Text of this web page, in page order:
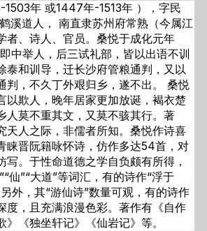
年 或1447年-1513年 ），字民
溪道人， 南直隶苏州府常熟（今属江
者、诗人、官员。桑悦于成化元年
中举人，后三试礼部，皆以出语不训
泰和训导，迁长沙府管粮通判，又以
判，不久丁外艰归乡，遂不出。 桑悦
以欺人，晚年居家更加放诞，褐衣楚
人莫不重其文，又莫不骇其行。著
天人之际，非儒者所知。桑悦作诗喜
睐晋阮籍咏怀诗，仿作多达54首，对
写。于性命道德之学自负颇有所得，
仙”“大道”等词汇，有的诗作“浮于
外，其“游仙诗”数量可观，有的诗作
度，且充满浪漫色彩。著作有《自作
《独坐轩记》《仙岩记》等。